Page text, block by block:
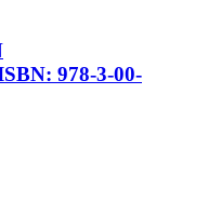
978-3-00-